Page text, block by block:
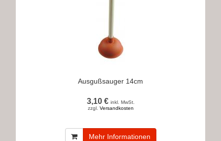
Ausgußsauger 14cm
3,10 € inkl. MwSt.
zzgl. Versandkosten
Mehr Informationen